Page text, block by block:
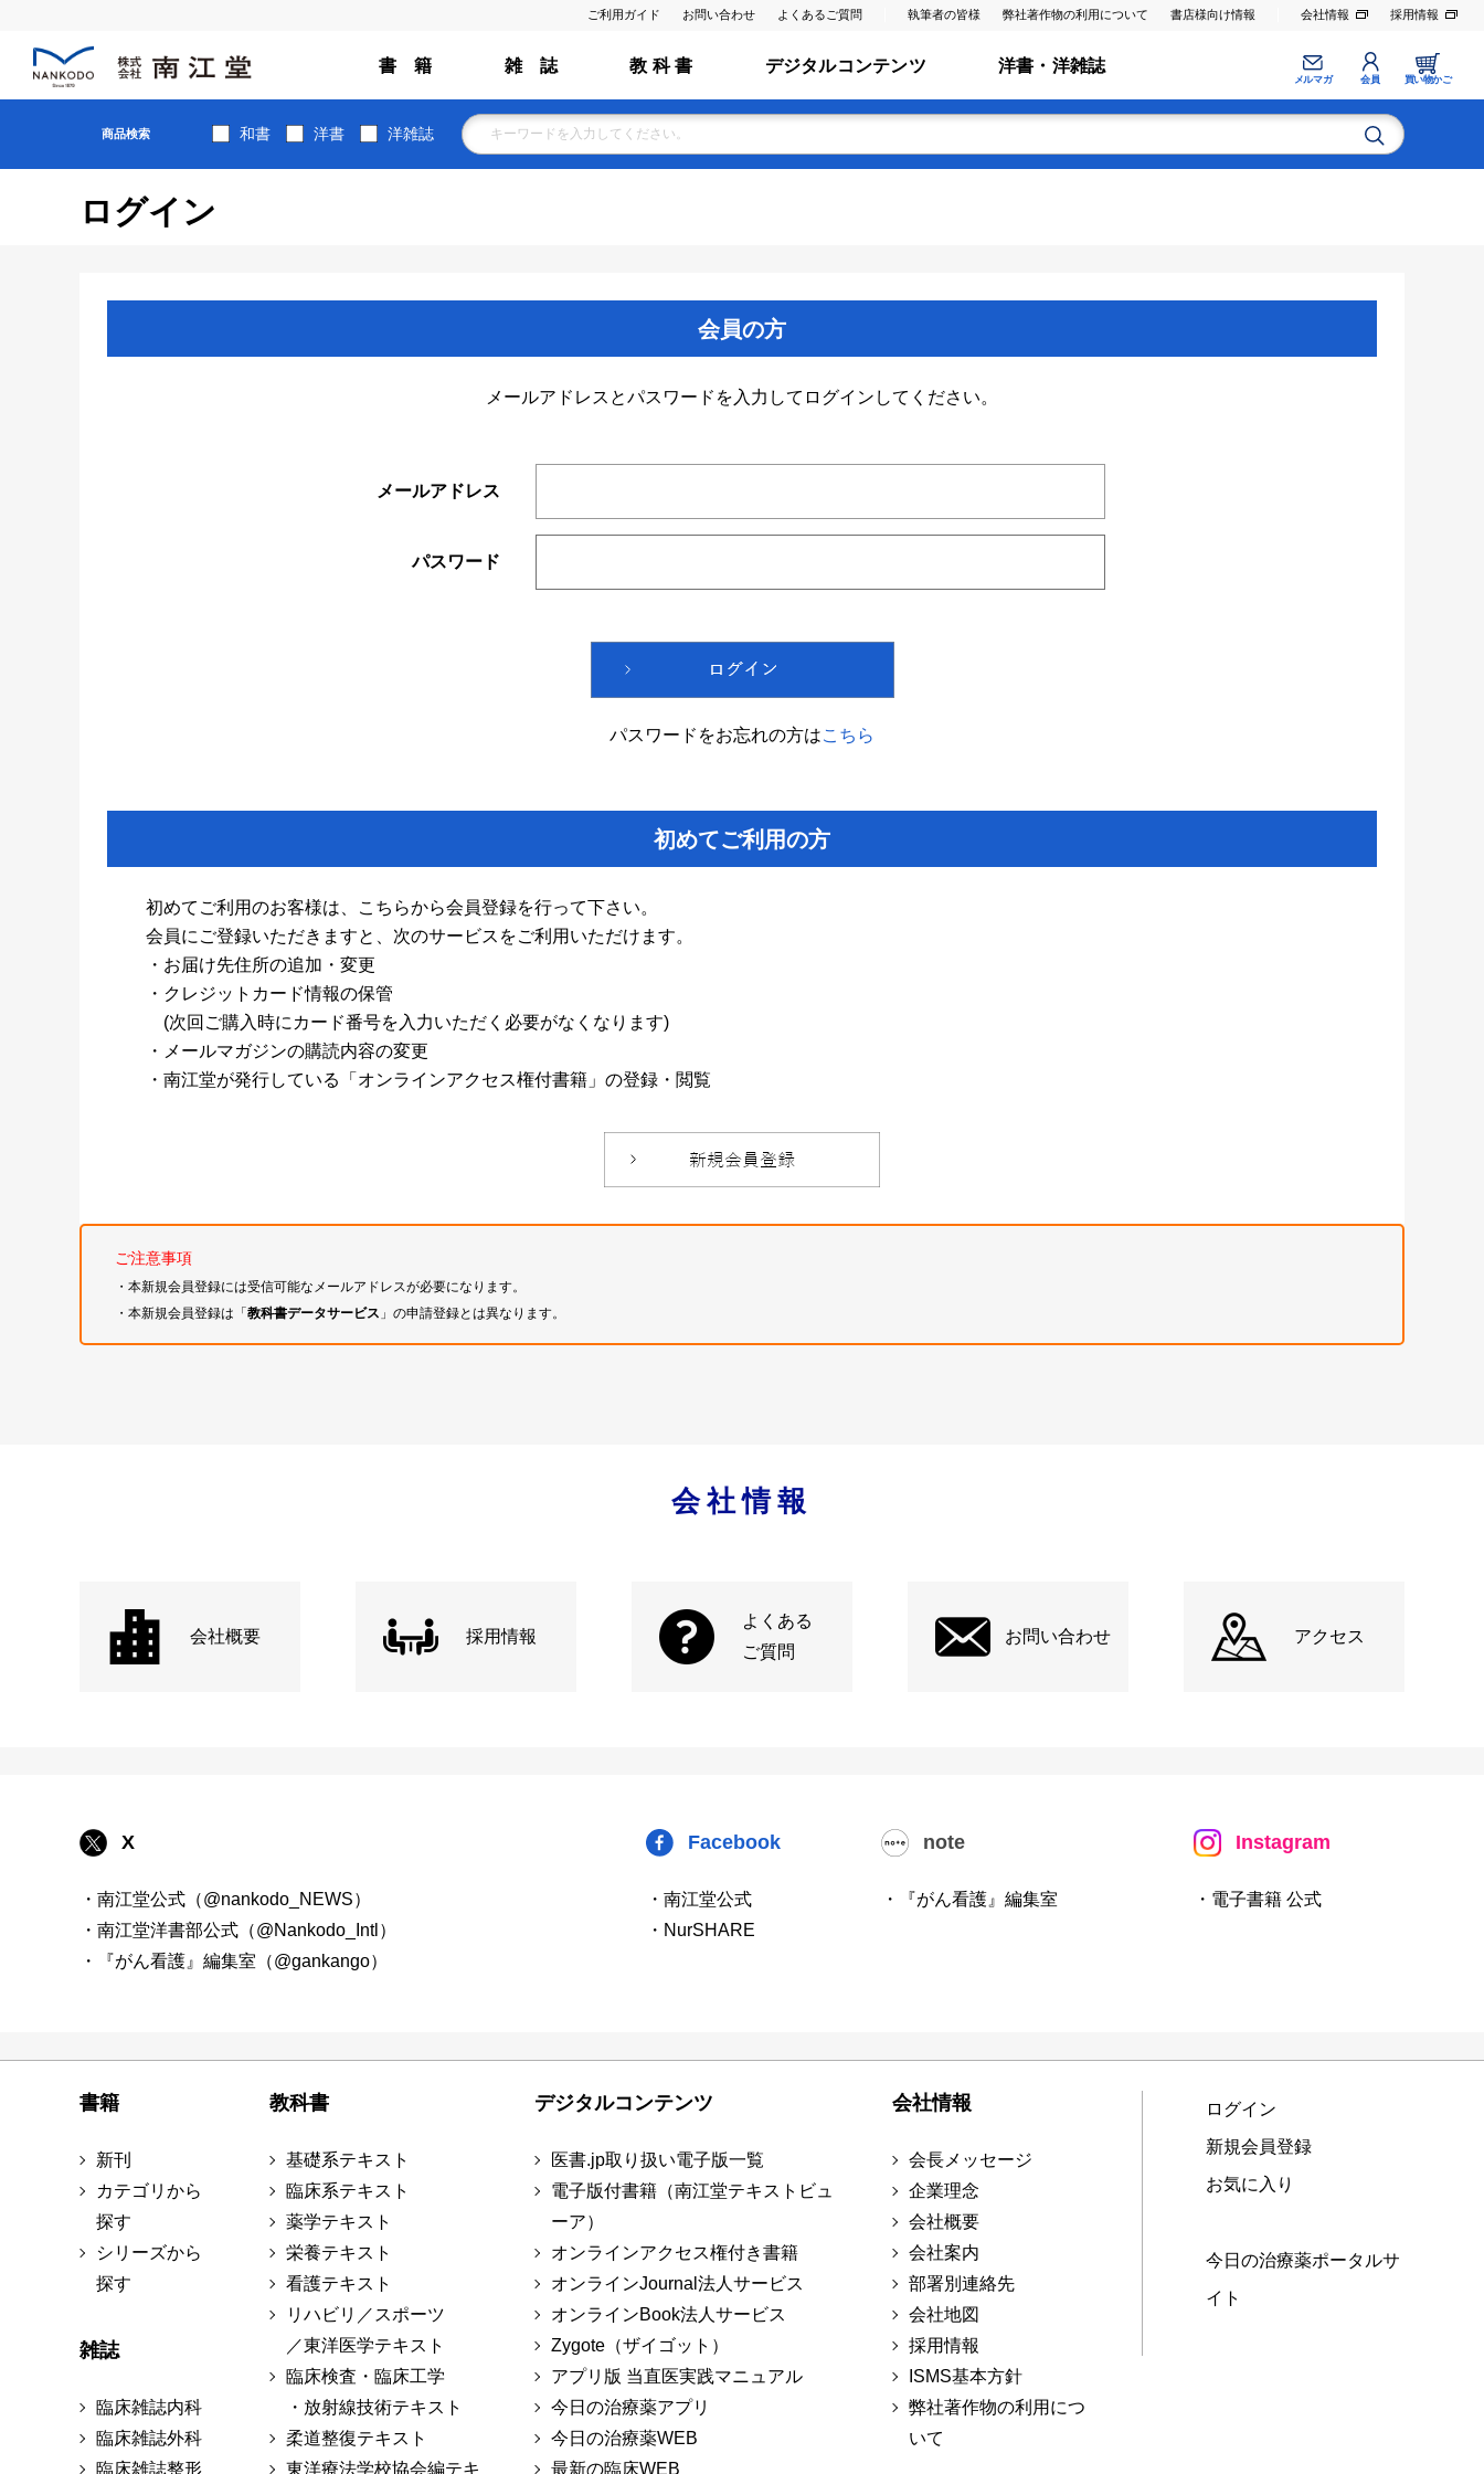
ご利用ガイド お問い合わせ よくあるご質問 執筆者の皆様 弊社著作物の利用について 書店様向け情報 会社情報 採用情報
書 籍 雑 誌 教 科 書 デジタルコンテンツ 洋書・洋雑誌
メルマガ 会員 買い物かご
商品検索 和書 洋書 洋雑誌
ログイン
会員の方
メールアドレスとパスワードを入力してログインしてください。
メールアドレス
パスワード
パスワードをお忘れの方はこちら
初めてご利用の方
初めてご利用のお客様は、こちらから会員登録を行って下さい。
会員にご登録いただきますと、次のサービスをご利用いただけます。
・お届け先住所の追加・変更
・クレジットカード情報の保管
(次回ご購入時にカード番号を入力いただく必要がなくなります)
・メールマガジンの購読内容の変更
・南江堂が発行している「オンラインアクセス権付書籍」の登録・閲覧
ご注意事項
・本新規会員登録には受信可能なメールアドレスが必要になります。
・本新規会員登録は「教科書データサービス 」の申請登録とは異なります。
会社情報
会社概要 採用情報
よくある
ご質問
お問い合わせ アクセス
X
・南江堂公式（@nankodo_NEWS）
・南江堂洋書部公式（@Nankodo_Intl）
・『がん看護』編集室（@gankango）
Facebook
・南江堂公式
・NurSHARE
note
・『がん看護』編集室
Instagram
・電子書籍 公式
書籍
新刊
カテゴリから
探す
シリーズから
探す
雑誌
臨床雑誌内科
臨床雑誌外科
臨床雑誌整形
教科書
基礎系テキスト
臨床系テキスト
薬学テキスト
栄養テキスト
看護テキスト
リハビリ／スポーツ
／東洋医学テキスト
臨床検査・臨床工学
・放射線技術テキスト
柔道整復テキスト
東洋療法学校協会編テキ
デジタルコンテンツ
医書.jp取り扱い電子版一覧
電子版付書籍（南江堂テキストビュ
ーア）
オンラインアクセス権付き書籍
オンラインJournal法人サービス
オンラインBook法人サービス
Zygote（ザイゴット）
アプリ版 当直医実践マニュアル
今日の治療薬アプリ
今日の治療薬WEB
最新の臨床WEB
会社情報
会長メッセージ
企業理念
会社概要
会社案内
部署別連絡先
会社地図
採用情報
ISMS基本方針
弊社著作物の利用につ
いて
ログイン
新規会員登録
お気に入り
今日の治療薬ポータルサ
イト